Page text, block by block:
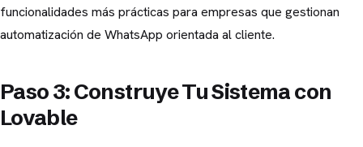
funcionalidades más prácticas para empresas que gestionan
automatización de WhatsApp orientada al cliente.
Paso 3: Construye Tu Sistema con
Lovable